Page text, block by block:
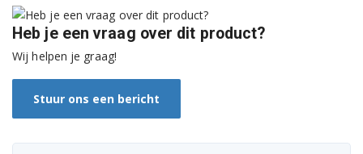
Bosch WAB20262TR/22
Bosch WAB20264PL/15
Bosch WAB20264PL/20
Heb je een vraag over dit product?
Wij helpen je graag!
Stuur ons een bericht